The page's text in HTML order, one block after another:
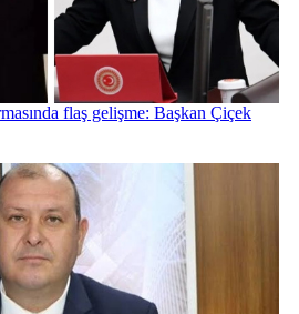
flaş gelişme: Başkan Çiçek